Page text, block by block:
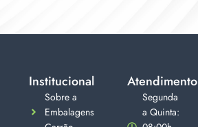
Institucional
Sobre a
Embalagens
Atendimento
Segunda
a Quinta: